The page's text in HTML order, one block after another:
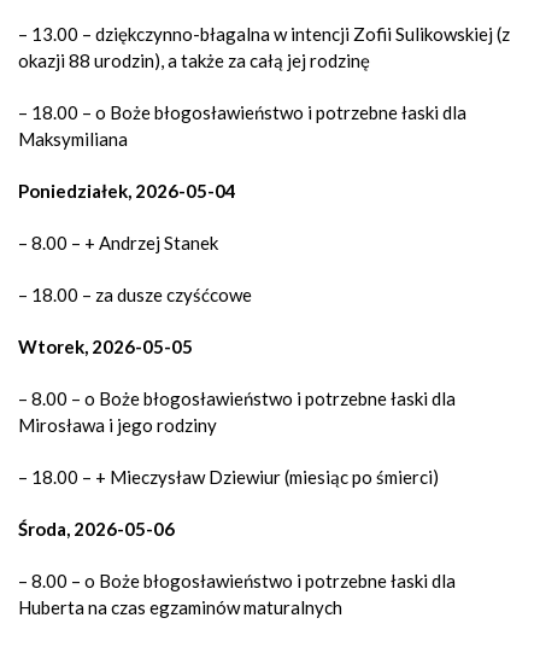
– 13.00 – dziękczynno-błagalna w intencji Zofii Sulikowskiej (z
okazji 88 urodzin), a także za całą jej rodzinę
– 18.00 – o Boże błogosławieństwo i potrzebne łaski dla
Maksymiliana
Poniedziałek, 2026-05-04
– 8.00 – + Andrzej Stanek
– 18.00 – za dusze czyśćcowe
Wtorek, 2026-05-05
– 8.00 – o Boże błogosławieństwo i potrzebne łaski dla
Mirosława i jego rodziny
– 18.00 – + Mieczysław Dziewiur (miesiąc po śmierci)
Środa, 2026-05-06
– 8.00 – o Boże błogosławieństwo i potrzebne łaski dla
Huberta na czas egzaminów maturalnych